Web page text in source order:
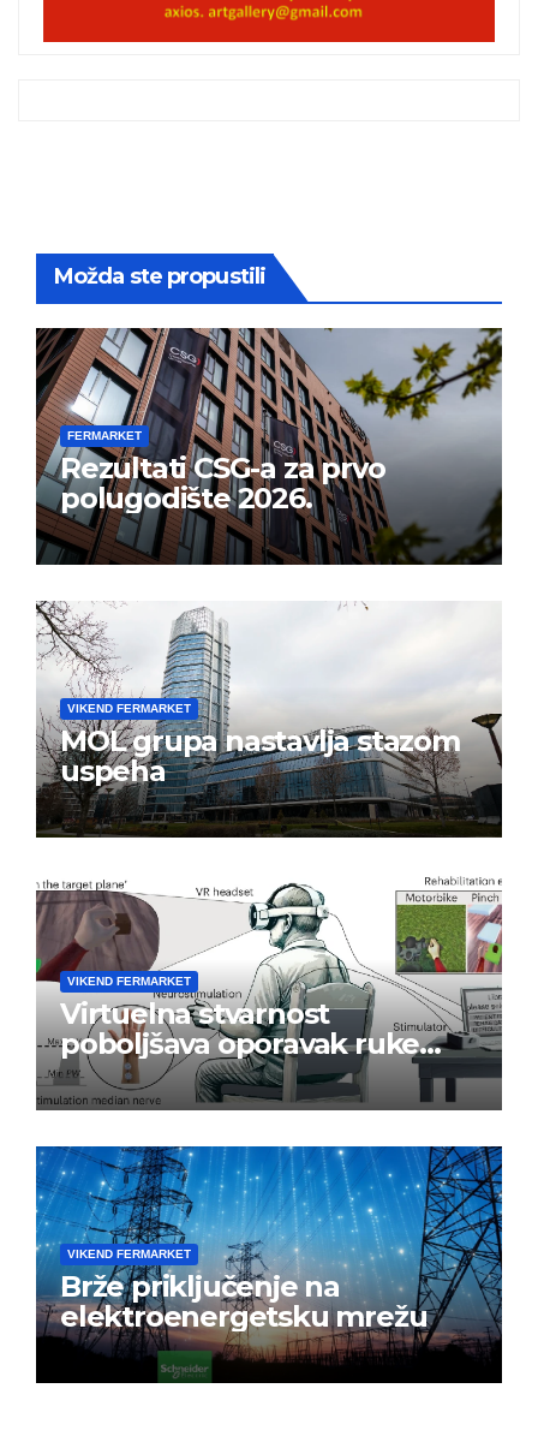
Možda ste propustili
FERMARKET
Rezultati CSG-a za prvo
polugodište 2026.
VIKEND FERMARKET
MOL grupa nastavlja stazom
uspeha
VIKEND FERMARKET
Virtuelna stvarnost
poboljšava oporavak ruke
nakon moždanog udara
VIKEND FERMARKET
Brže priključenje na
elektroenergetsku mrežu